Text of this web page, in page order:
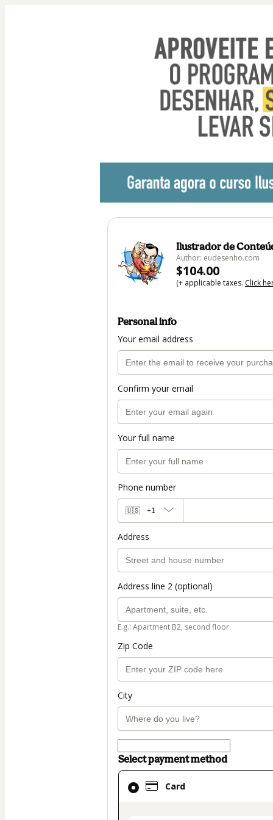
Ilustrador de
Author: eudesenho.com
$104.00
(+ applicable taxes. Click
Personal info
Your email address
Confirm your email
Your full name
Phone number
🇺🇸 +1
Address
Address line 2 (optional)
E.g.: Apartment B2, second floor.
Zip Code
City
Select payment method
Card
Card
selected